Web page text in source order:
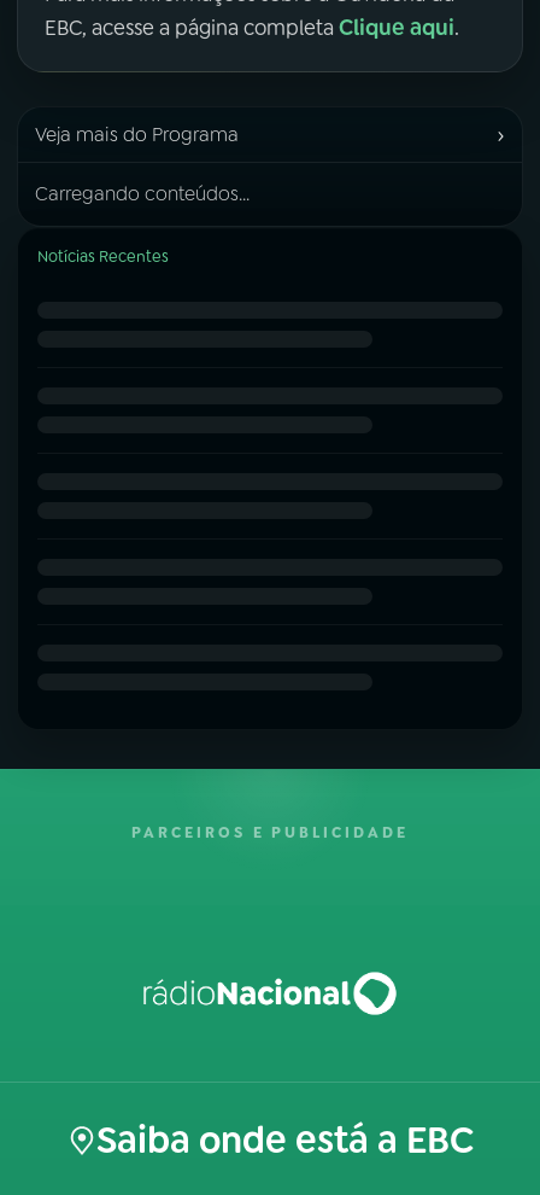
EBC, acesse a página completa Clique aqui.
Veja mais do Programa ›
Carregando conteúdos...
Notícias Recentes
PARCEIROS E PUBLICIDADE
Saiba onde está a EBC